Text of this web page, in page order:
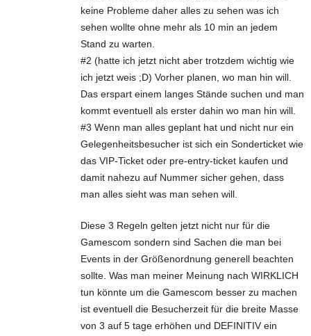
keine Probleme daher alles zu sehen was ich
sehen wollte ohne mehr als 10 min an jedem
Stand zu warten.
#2 (hatte ich jetzt nicht aber trotzdem wichtig wie
ich jetzt weis ;D) Vorher planen, wo man hin will.
Das erspart einem langes Stände suchen und man
kommt eventuell als erster dahin wo man hin will.
#3 Wenn man alles geplant hat und nicht nur ein
Gelegenheitsbesucher ist sich ein Sonderticket wie
das VIP-Ticket oder pre-entry-ticket kaufen und
damit nahezu auf Nummer sicher gehen, dass
man alles sieht was man sehen will.
Diese 3 Regeln gelten jetzt nicht nur für die
Gamescom sondern sind Sachen die man bei
Events in der Größenordnung generell beachten
sollte. Was man meiner Meinung nach WIRKLICH
tun könnte um die Gamescom besser zu machen
ist eventuell die Besucherzeit für die breite Masse
von 3 auf 5 tage erhöhen und DEFINITIV ein